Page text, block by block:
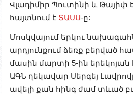
Վլադիմիր Պուտինի և Թայիփ
հայտնում է ՏԱՍՍ-ը:
Մոսկվայում երկու
արդյունքում ձեռք բերված
մասին մարտի 5-ին
ԱԳՆ ղեկավար Սերգեյ
ավելի քան հինգ ժամ տևած